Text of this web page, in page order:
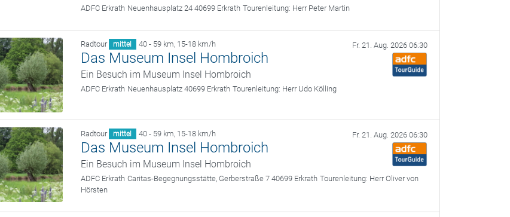
ADFC Erkrath Neuenhausplatz 24 40699 Erkrath Tourenleitung: Herr Peter Martin
Radtour mittel 40 - 59 km, 15-18 km/h Fr. 21. Aug. 2026 06:30
Das Museum Insel Hombroich
Ein Besuch im Museum Insel Hombroich
ADFC Erkrath Neuenhausplatz 40699 Erkrath Tourenleitung: Herr Udo Kölling
Radtour mittel 40 - 59 km, 15-18 km/h Fr. 21. Aug. 2026 06:30
Das Museum Insel Hombroich
Ein Besuch im Museum Insel Hombroich
ADFC Erkrath Caritas-Begegnungsstätte, Gerberstraße 7 40699 Erkrath Tourenleitung: Herr Oliver von
Hörsten